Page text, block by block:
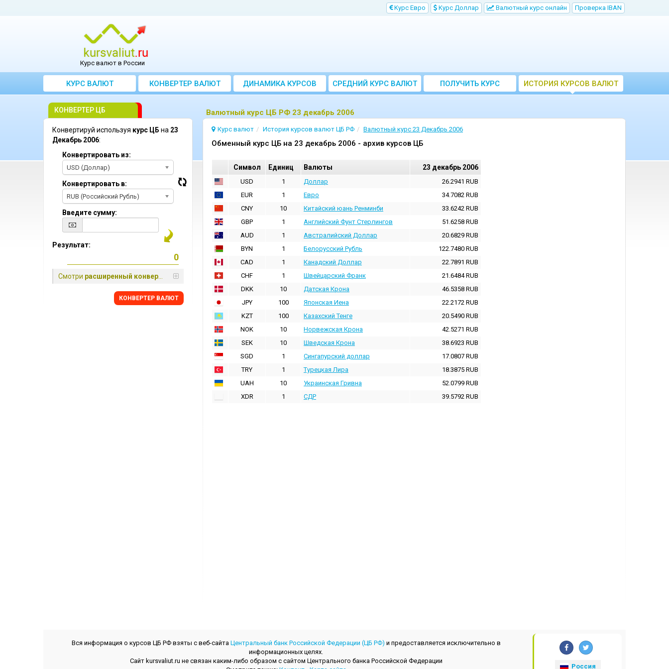
Kурс Евро Kурс Доллар Bалютный курс онлайн Проверка IBAN
Курс валют в России
КУРС ВАЛЮТ КОНВЕРТЕР ВАЛЮТ ДИНАМИКА КУРСОВ
CРЕДНИЙ КУРС ВАЛЮТ
ЗА МЕСЯЦ
ПОЛУЧИТЬ КУРС
ВАЛЮТ ЦБ
ИСТОРИЯ КУРСОВ ВАЛЮТ
ЦБ РФ
Bалютный курс ЦБ РФ 23 декабрь 2006
Курс валют История курсов валют ЦБ РФ Валютный курс 23 Декабрь 2006
Oбменный курс ЦБ на 23 декабрь 2006 - архив курсов ЦБ
Cимвол Единиц Валюты 23 декабрь 2006
USD 1 Доллар 26.2941 RUB
EUR
1 Евро 34.7082 RUB
CNY
10 Китайский юань Ренминби 33.6242 RUB
GBP
1 Английский Фунт Стерлингов 51.6258 RUB
AUD
1 Австралийский Доллар 20.6829 RUB
BYN
1 Белорусский Рубль 122.7480 RUB
CAD
1 Канадский Доллар 22.7891 RUB
CHF
1 Швейцарский Франк 21.6484RUB
DKK
10 Датская Крона 46.5358 RUB
JPY
100 Японская Иена 22.2172 RUB
KZT
100 Казахский Тенге 20.5490 RUB
NOK
10 Норвежская Крона 42.5271 RUB
SEK
10 Шведская Крона 38.6923 RUB
SGD
1 Сингапурский доллар 17.0807 RUB
TRY
1 Турецкая Лира 18.3875 RUB
UAH
10 Украинская Гривна 52.0799 RUB
XDR
1 СДР 39.5792 RUB
КОНВЕРТЕР ЦБ
Конвертируй используя курс ЦБ на 23
Декабрь 2006:
Конвертировать из:
USD (Доллар)
Конвертировать в:
RUB (Российский Рубль)
Введите сумму:
Результат:
Смотри расширенный конвертер
КОНВЕРТЕР ВАЛЮТ
Вся информация о курсов ЦБ РФ взяты с веб-сайта Центральный банк Российской Федерации (ЦБ РФ) и предоставляется исключительно в
информационных целях.
Сайт kursvaliut.ru не связан каким-либо образом с сайтом Центрального банкa Российской Федерации
Россия